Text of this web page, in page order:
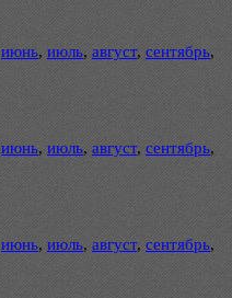
июнь, июль, август, сентябрь,
июнь, июль, август, сентябрь,
июнь, июль, август, сентябрь,